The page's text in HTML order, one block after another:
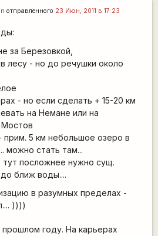
отправленного 23 Июн, 2011 в 17:23
за Березовкой,
лесу - но до речушки около
- но если сделать + 15-20 км
на Немане или на
Мостов
прим. 5 км небольшое озеро в
можно стать там...
тут посложнее нужно сущ.
ближ воды....
в разумных пределах -
))))
году. На карьерах